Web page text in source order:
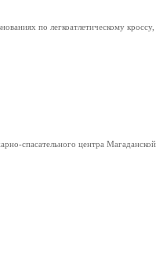
по легкоатлетическому кроссу,
спасательного центра Магаданской